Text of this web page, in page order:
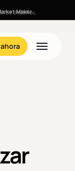
Maker.
Menu